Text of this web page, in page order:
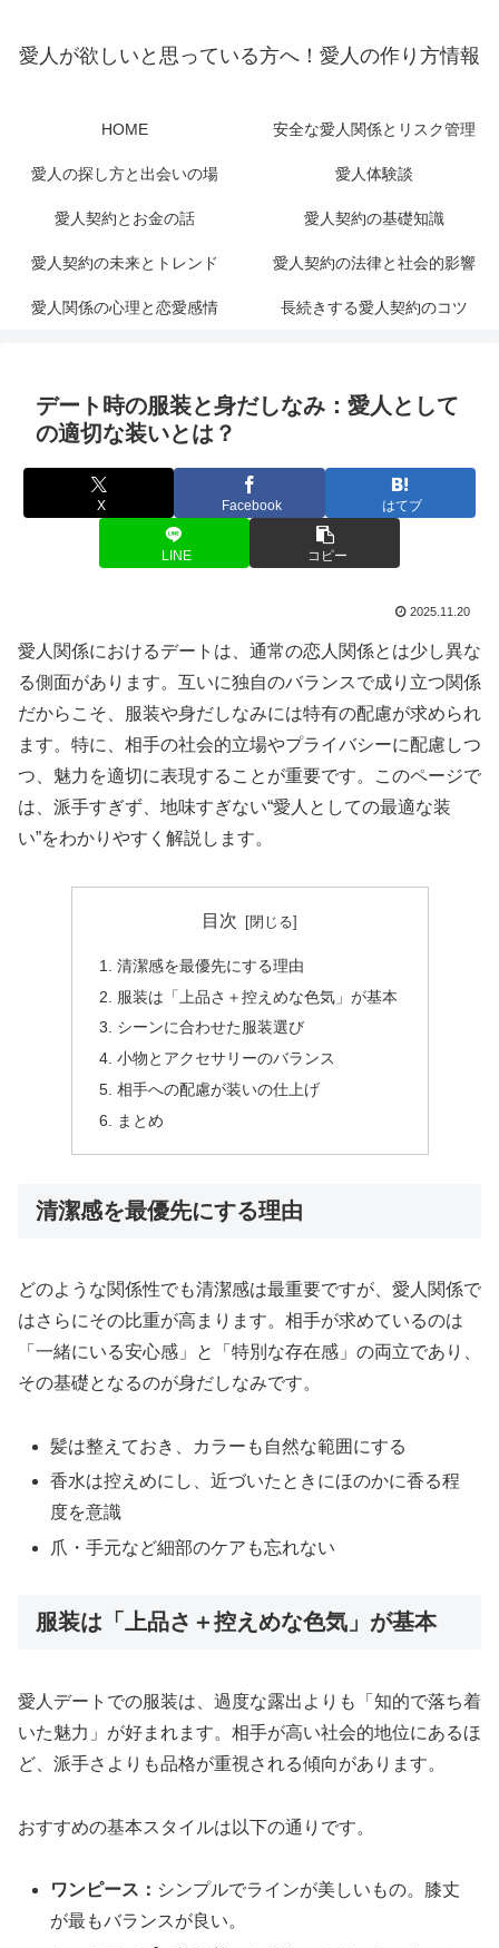
愛人が欲しいと思っている方へ！愛人の作り方情報
HOME 安全な愛人関係とリスク管理
愛人の探し方と出会いの場 愛人体験談
愛人契約とお金の話 愛人契約の基礎知識
愛人契約の未来とトレンド 愛人契約の法律と社会的影響
愛人関係の心理と恋愛感情 長続きする愛人契約のコツ
デート時の服装と身だしなみ：愛人として
の適切な装いとは？
X Facebook はてブ
LINE コピー
2025.11.20
愛人関係におけるデートは、通常の恋人関係とは少し異な
る側面があります。互いに独自のバランスで成り立つ関係
だからこそ、服装や身だしなみには特有の配慮が求められ
ます。特に、相手の社会的立場やプライバシーに配慮しつ
つ、魅力を適切に表現することが重要です。このページで
は、派手すぎず、地味すぎない“愛人としての最適な装
い”をわかりやすく解説します。
目次
清潔感を最優先にする理由
服装は「上品さ＋控えめな色気」が基本
シーンに合わせた服装選び
小物とアクセサリーのバランス
相手への配慮が装いの仕上げ
まとめ
清潔感を最優先にする理由
どのような関係性でも清潔感は最重要ですが、愛人関係で
はさらにその比重が高まります。相手が求めているのは
「一緒にいる安心感」と「特別な存在感」の両立であり、
その基礎となるのが身だしなみです。
髪は整えておき、カラーも自然な範囲にする
香水は控えめにし、近づいたときにほのかに香る程
度を意識
爪・手元など細部のケアも忘れない
服装は「上品さ＋控えめな色気」が基本
愛人デートでの服装は、過度な露出よりも「知的で落ち着
いた魅力」が好まれます。相手が高い社会的地位にあるほ
ど、派手さよりも品格が重視される傾向があります。
おすすめの基本スタイルは以下の通りです。
ワンピース： シンプルでラインが美しいもの。膝丈
が最もバランスが良い。